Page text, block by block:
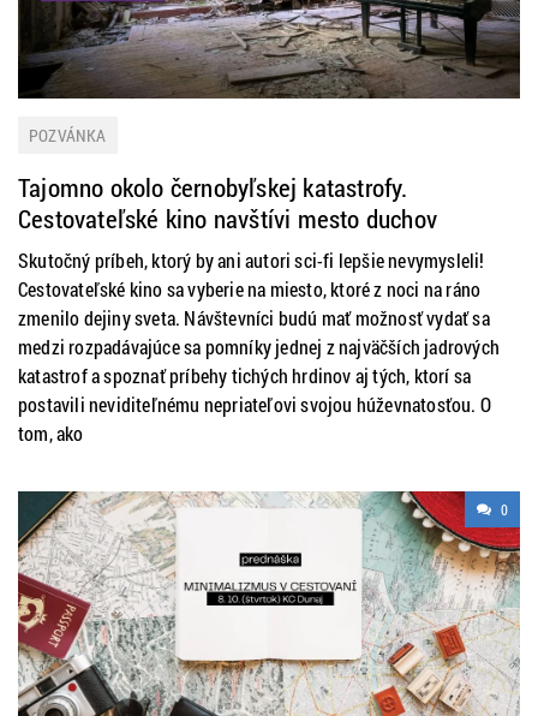
POZVÁNKA
Tajomno okolo černobyľskej katastrofy.
Cestovateľské kino navštívi mesto duchov
Skutočný príbeh, ktorý by ani autori sci-fi lepšie nevymysleli!
Cestovateľské kino sa vyberie na miesto, ktoré z noci na ráno
zmenilo dejiny sveta. Návštevníci budú mať možnosť vydať sa
medzi rozpadávajúce sa pomníky jednej z najväčších jadrových
katastrof a spoznať príbehy tichých hrdinov aj tých, ktorí sa
postavili neviditeľnému nepriateľovi svojou húževnatosťou. O
tom, ako
0